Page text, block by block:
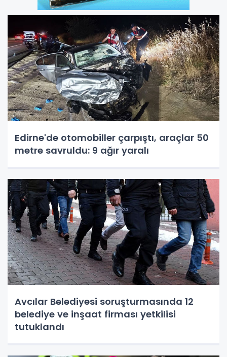
Edirne'de otomobiller çarpıştı, araçlar 50
metre savruldu: 9 ağır yaralı
Avcılar Belediyesi soruşturmasında 12
belediye ve inşaat firması yetkilisi
tutuklandı